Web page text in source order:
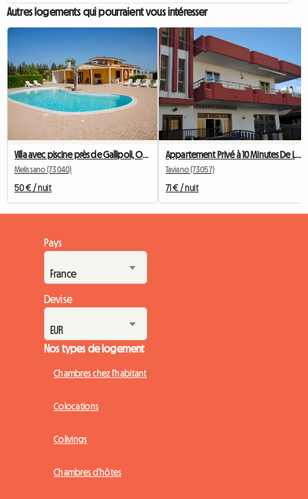
Autres logements qui pourraient vous intéresser
Villa avec piscine près de Gallipoli, Otrante, Santa M.di Leuca
Melissano (73040)
50 € / nuit
Taviano (73057)
71 € / nuit
Pays
Devise
Nos types de logement
Chambres chez l'habitant
Colocations
Colivings
Chambres d'hôtes